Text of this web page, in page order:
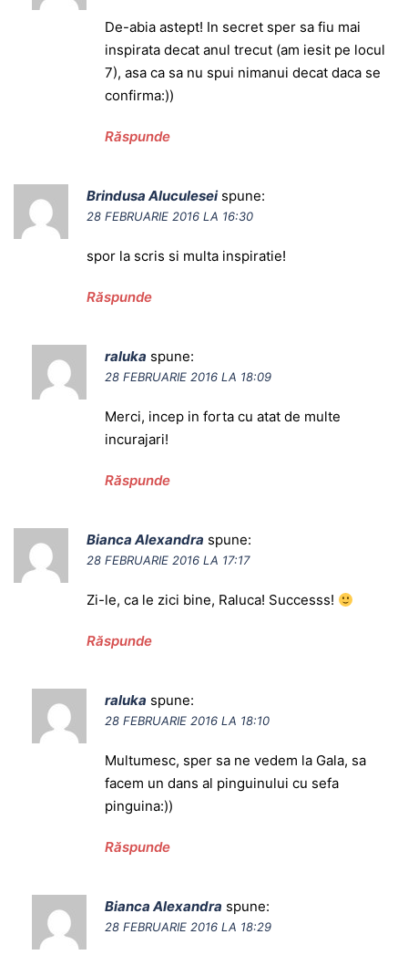
De-abia astept! In secret sper sa fiu mai
inspirata decat anul trecut (am iesit pe locul
7), asa ca sa nu spui nimanui decat daca se
confirma:))
Răspunde
Brindusa Aluculesei spune:
28 FEBRUARIE 2016 LA 16:30
spor la scris si multa inspiratie!
Răspunde
raluka spune:
28 FEBRUARIE 2016 LA 18:09
Merci, incep in forta cu atat de multe
incurajari!
Răspunde
Bianca Alexandra spune:
28 FEBRUARIE 2016 LA 17:17
Zi-le, ca le zici bine, Raluca! Successs!
Răspunde
raluka spune:
28 FEBRUARIE 2016 LA 18:10
Multumesc, sper sa ne vedem la Gala, sa
facem un dans al pinguinului cu sefa
pinguina:))
Răspunde
Bianca Alexandra spune:
28 FEBRUARIE 2016 LA 18:29